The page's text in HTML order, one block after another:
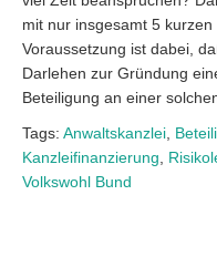
mit nur insgesamt 5
Voraussetzung ist dabei,
Darlehen zur Gründung
Beteiligung an einer
Tags: Anwaltskanzlei
Kanzleifinanzierung
Volkswohl Bund